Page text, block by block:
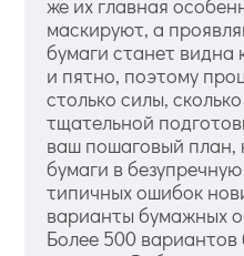
маскируют, а
бумаги станет
и пятно, поэтому
столько силы,
тщательной
ваш пошаговый план,
бумаги в
типичных ошибок
варианты бумажных
Более 500